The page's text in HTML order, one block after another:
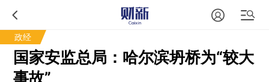
政经
国家安监总局：哈尔滨坍桥为“较大
事故”